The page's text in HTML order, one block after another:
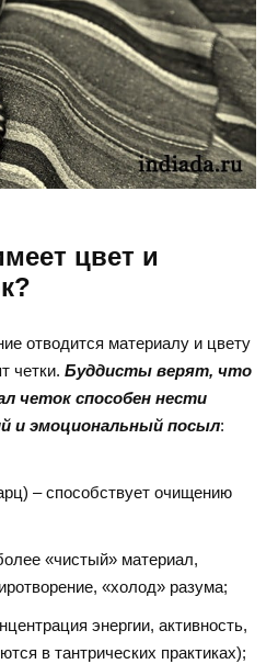
цвет и
отводится материалу и цвету
четки. Буддисты верят, что
четок способен нести
и эмоциональный посыл:
– способствует очищению
«чистый» материал,
«холод» разума;
энергии, активность,
в тантрических практиках);